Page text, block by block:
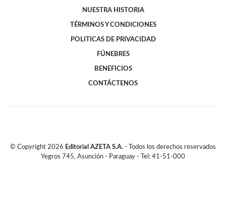
NUESTRA HISTORIA
TÉRMINOS Y CONDICIONES
POLITICAS DE PRIVACIDAD
FÚNEBRES
BENEFICIOS
CONTÁCTENOS
© Copyright 2026 Editorial AZETA S.A. - Todos los derechos reservados
Yegros 745, Asunción - Paraguay - Tel: 41-51-000